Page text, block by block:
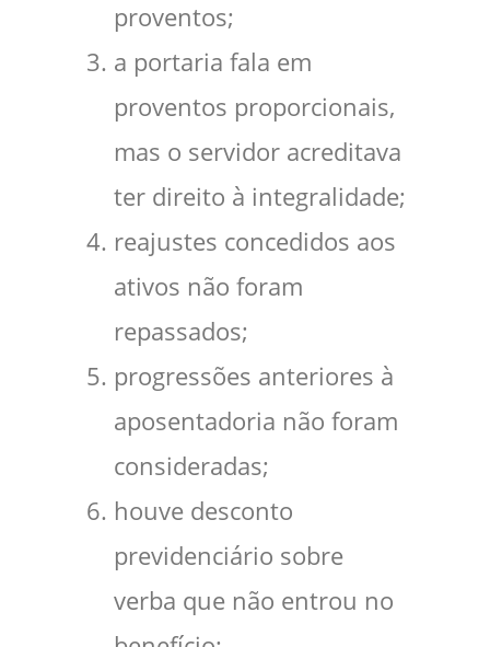
proventos;
a portaria fala em
proventos proporcionais,
mas o servidor acreditava
ter direito à integralidade;
reajustes concedidos aos
ativos não foram
repassados;
progressões anteriores à
aposentadoria não foram
consideradas;
houve desconto
previdenciário sobre
verba que não entrou no